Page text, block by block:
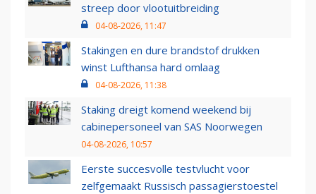
streep door vlootuitbreiding
04-08-2026, 11:47
Stakingen en dure brandstof drukken
winst Lufthansa hard omlaag
04-08-2026, 11:38
Staking dreigt komend weekend bij
cabinepersoneel van SAS Noorwegen
04-08-2026, 10:57
Eerste succesvolle testvlucht voor
zelfgemaakt Russisch passagierstoestel